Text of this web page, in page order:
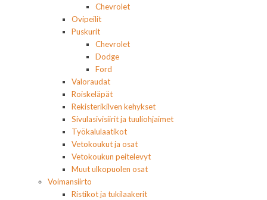
Chevrolet
Ovipeilit
Puskurit
Chevrolet
Dodge
Ford
Valoraudat
Roiskeläpät
Rekisterikilven kehykset
Sivulasivisiirit ja tuuliohjaimet
Työkalulaatikot
Vetokoukut ja osat
Vetokoukun peitelevyt
Muut ulkopuolen osat
Voimansiirto
Ristikot ja tukilaakerit